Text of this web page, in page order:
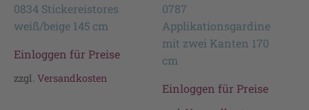
0834 Stickereistores
weiß/beige 145 cm
Einloggen für Preise
zzgl. Versandkosten
0787
Applikationsgardine
mit zwei Kanten 170
cm
Einloggen für Preise